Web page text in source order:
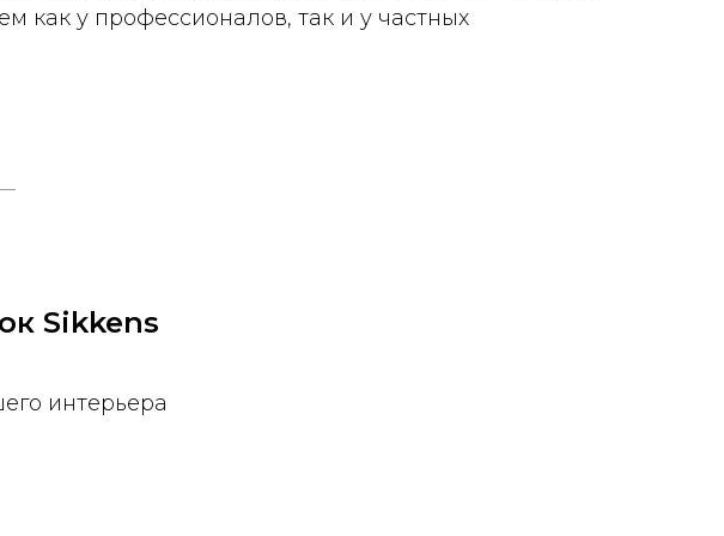
как у профессионалов, так и у частных
Sikkens
интерьера